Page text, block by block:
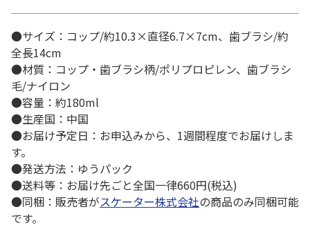
●サイズ：コップ/約10.3×直径6.7×7cm、歯ブラシ/約
全長14cm
●材質：コップ・歯ブラシ柄/ポリプロピレン、歯ブラシ
毛/ナイロン
●容量：約180ml
●生産国：中国
●お届け予定日：お申込みから、1週間程度でお届けしま
す。
●発送方法：ゆうパック
●送料等：お届け先ごと全国一律660円(税込)
●同梱：販売者がスケーター株式会社の商品のみ同梱可能
です。